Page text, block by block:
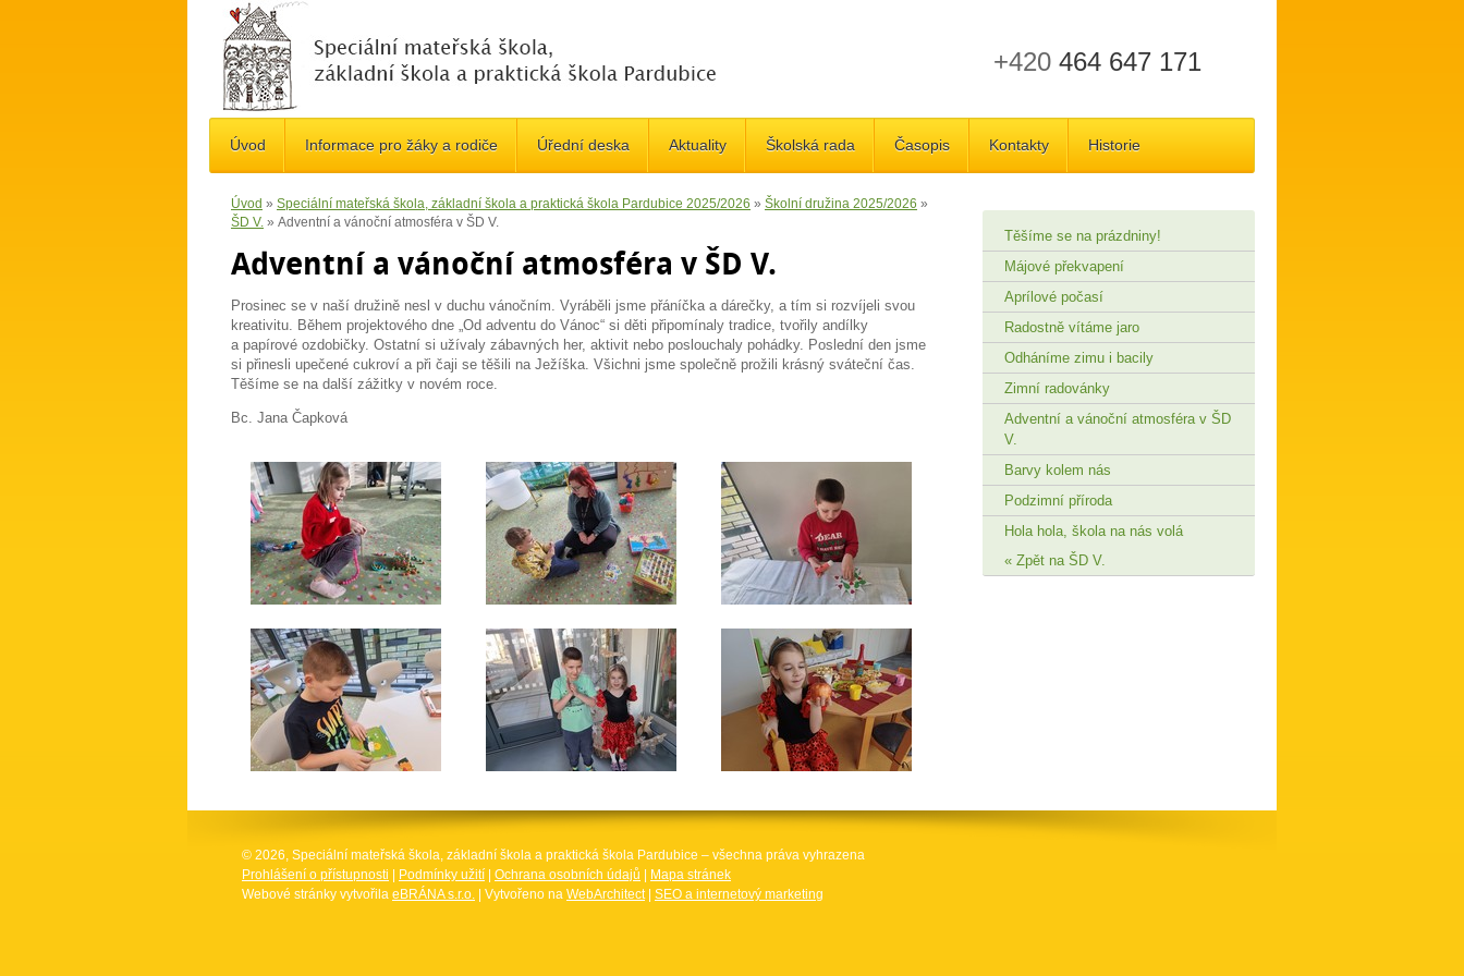
+420 464 647 171
Úvod Informace pro žáky a rodiče Úřední deska Aktuality Školská rada Časopis Kontakty Historie
Úvod » Speciální mateřská škola, základní škola a praktická škola Pardubice 2025/2026 » Školní družina 2025/2026 »
ŠD V. » Adventní a vánoční atmosféra v ŠD V.
Adventní a vánoční atmosféra v ŠD V.
Prosinec se v naší družině nesl v duchu vánočním. Vyráběli jsme přáníčka a dárečky, a tím si rozvíjeli svou
kreativitu. Během projektového dne „Od adventu do Vánoc“ si děti připomínaly tradice, tvořily andílky
a papírové ozdobičky. Ostatní si užívaly zábavných her, aktivit nebo poslouchaly pohádky. Poslední den jsme
si přinesli upečené cukroví a při čaji se těšili na Ježíška. Všichni jsme společně prožili krásný sváteční čas.
Těšíme se na další zážitky v novém roce.
Bc. Jana Čapková
Těšíme se na prázdniny!
Májové překvapení
Aprílové počasí
Radostně vítáme jaro
Odháníme zimu i bacily
Zimní radovánky
Adventní a vánoční atmosféra v ŠD
V.
Barvy kolem nás
Podzimní příroda
Hola hola, škola na nás volá
Zpět na ŠD V.
© 2026, Speciální mateřská škola, základní škola a praktická škola Pardubice – všechna práva vyhrazena
Prohlášení o přístupnosti
Podmínky užití Ochrana osobních údajů
Mapa stránek
Webové stránky vytvořila eBRÁNA s.r.o. | Vytvořeno na WebArchitect| SEO a internetový marketing